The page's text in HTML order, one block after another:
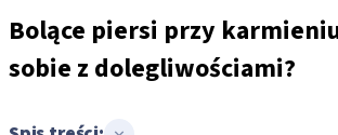
Bolące piersi przy
sobie z dolegliwościami?